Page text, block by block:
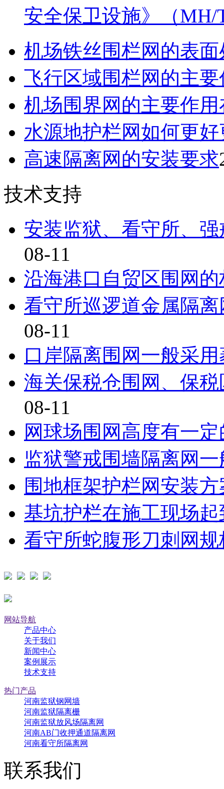
安全保卫设施》（MH/
机场铁丝围栏网的表
飞行区域围栏网的主
机场围界网的主要作
水源地护栏网如何更
高速隔离网的安装要求
技术支持
安装监狱、看守所、
08-11
沿海港口自贸区围网
看守所巡逻道金属隔
08-11
口岸隔离围网一般采
海关保税仓围网、保
08-11
网球场围网高度有一
监狱警戒围墙隔离网
围地框架护栏网安装方
基坑护栏在施工现场
看守所蛇腹形刀刺网
网站导航
产品中心
关于我们
新闻中心
案例展示
技术支持
热门产品
河南监狱钢网墙
河南监狱隔离栅
河南监狱放风场隔离网
河南AB门收押通道隔离网
河南看守所隔离网
联系我们